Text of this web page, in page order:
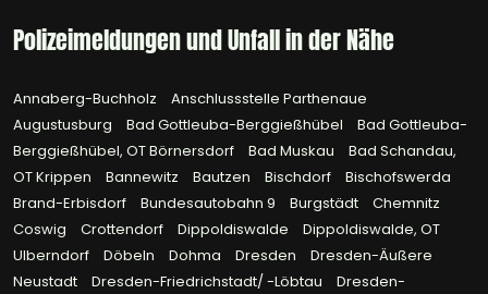
Polizeimeldungen und Unfall in der Nähe
Annaberg-Buchholz
Anschlussstelle Parthenaue
Augustusburg
Bad Gottleuba-Berggießhübel
Bad Gottleuba-
Berggießhübel, OT Börnersdorf
Bad Muskau
Bad Schandau,
OT Krippen
Bannewitz Bautzen Bischdorf
Bischofswerda
Brand-Erbisdorf
Bundesautobahn 9 Burgstädt
Chemnitz
Coswig
Crottendorf Dippoldiswalde
Dippoldiswalde, OT
Ulberndorf
Döbeln Dohma Dresden
Dresden-Äußere
Neustadt
Dresden-Friedrichstadt/ -Löbtau
Dresden-